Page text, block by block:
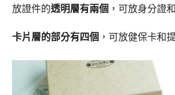
放證件的透明層有兩個 ，可放身分證
卡片層的部分有四個 ，可放健保卡和